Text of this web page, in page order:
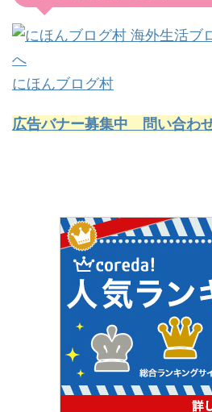
にほんブログ村
広告バナー募集中 問い合わ